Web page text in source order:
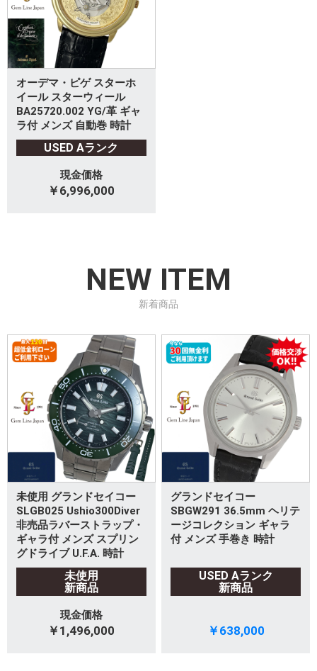
オーデマ・ピゲ スターホ
イール スターウィール
BA25720.002 YG/革 ギャ
ラ付 メンズ 自動巻 時計
USED Aランク
現金価格
￥6,996,000
NEW ITEM
新着商品
未使用 グランドセイコー
SLGB025 Ushio300Diver
非売品ラバーストラップ・
ギャラ付 メンズ スプリン
グドライブ U.F.A. 時計
未使用
新商品
現金価格
￥1,496,000
グランドセイコー
SBGW291 36.5mm ヘリテ
ージコレクション ギャラ
付 メンズ 手巻き 時計
USED Aランク
新商品
￥638,000